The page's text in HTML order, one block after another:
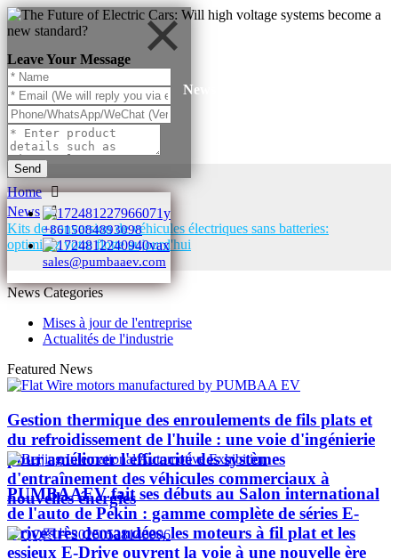
Leave Your Message
Send
+8615084893098
sales@pumbaaev.com
News
Home
News
Kits de conversion de véhicules électriques sans batteries:
optimisez votre flotte aujourd'hui
News Categories
Mises à jour de l'entreprise
Actualités de l'industrie
Featured News
Gestion thermique des enroulements de fils plats et
du refroidissement de l'huile : une voie d'ingénierie
pour améliorer l'efficacité des systèmes
d'entraînement des véhicules commerciaux à
nouvelles énergies
PUMBAAEV fait ses débuts au Salon international
de l'auto de Pékin : gamme complète de séries E-
Drive très demandées, les moteurs à fil plat et les
essieux E-Drive ouvrent la voie à une nouvelle ère